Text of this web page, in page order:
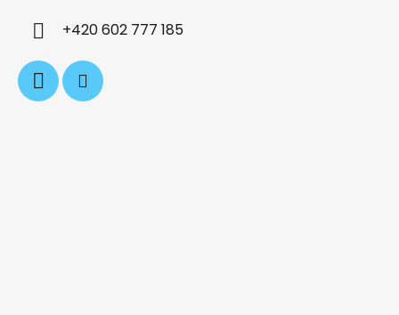
+420 602 777 185